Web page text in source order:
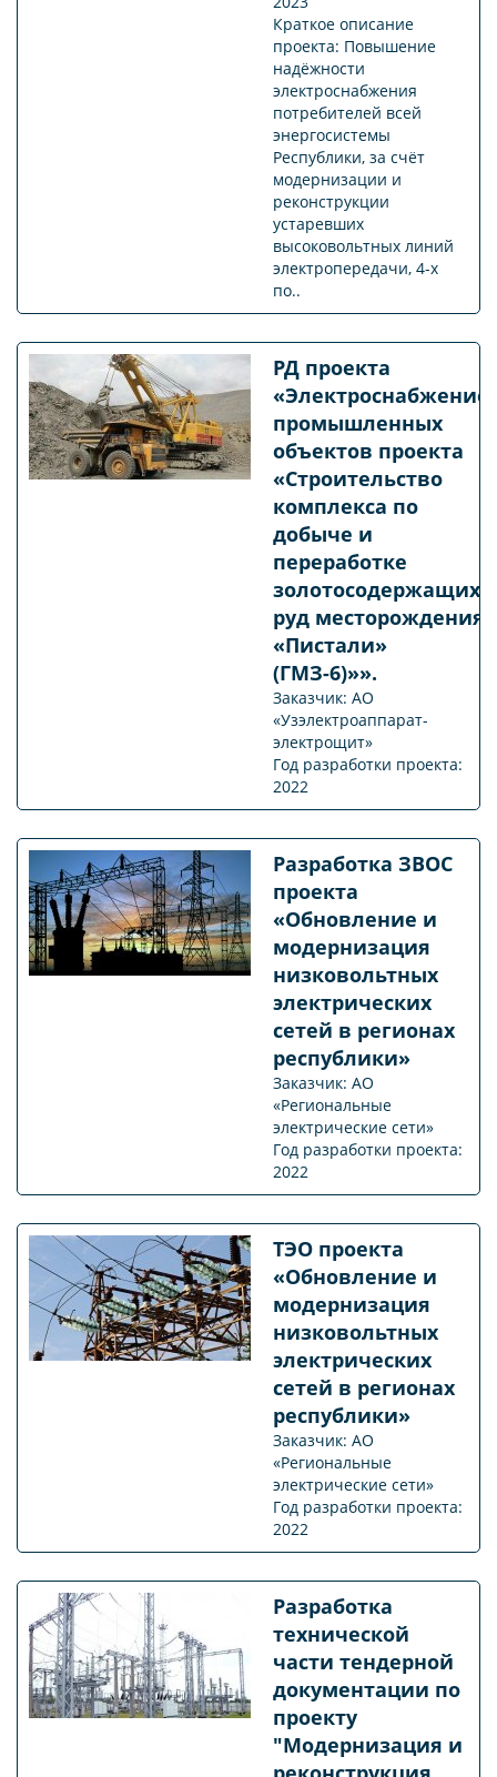
Краткое описание
проекта: Повышение
надёжности
электроснабжения
потребителей всей
энергосистемы
Республики, за счёт
модернизации и
реконструкции
устаревших
высоковольтных линий
электропередачи, 4-х
по..
РД проекта
«Электроснабжение
промышленных
объектов проекта
«Строительство
комплекса по
добыче и
переработке
золотосодержащих
руд месторождения
«Пистали»
(ГМЗ-6)»».
Заказчик: АО
«Узэлектроаппарат-
электрощит»
Год разработки проекта:
2022
Разработка ЗВОС
проекта
«Обновление и
модернизация
низковольтных
электрических
сетей в регионах
республики»
Заказчик: АО
«Региональные
электрические сети»
Год разработки проекта:
2022
ТЭО проекта
«Обновление и
модернизация
низковольтных
электрических
сетей в регионах
республики»
Заказчик: АО
«Региональные
электрические сети»
Год разработки проекта:
2022
Разработка
технической
части тендерной
документации по
проекту
"Модернизация и